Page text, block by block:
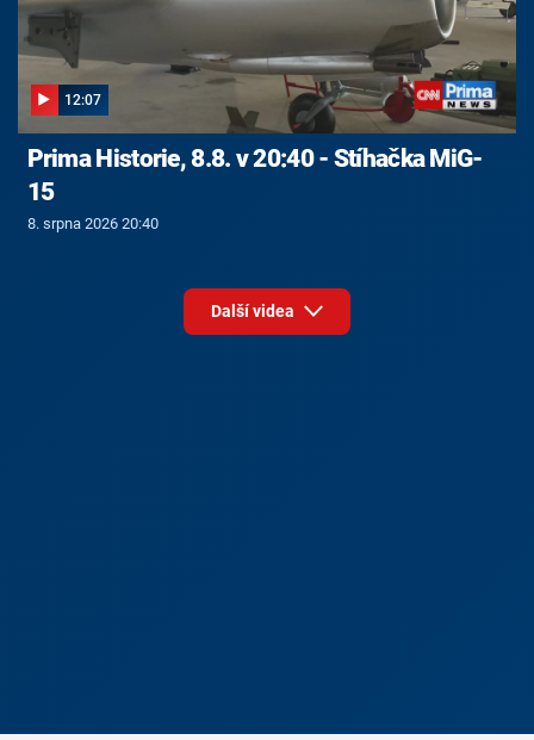
12:07
Prima Historie, 8.8. v 20:40 - Stíhačka MiG-
15
8. srpna 2026 20:40
Další videa